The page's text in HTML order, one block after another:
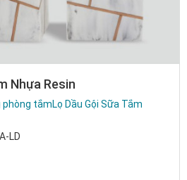
Nhựa Resin
tắmLọ Dầu Gội Sữa Tắm
LD